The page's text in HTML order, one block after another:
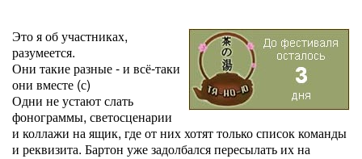
Это я об участниках,
разумеется.
Они такие разные - и всё-таки
они вместе (с)
Одни не устают слать
фонограммы, светосценарии
и коллажи на ящик, где от них хотят только список команды
и реквизита. Бартон уже задолбался пересылать их на